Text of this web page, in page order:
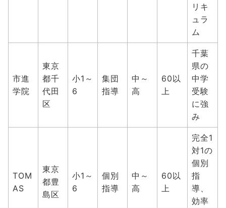
リキ
ュラ
ム
市進
学院
東京
都千
代田
区
小1～
6
集団
指導
中～
高
60以
上
千葉
県の
中学
受験
に強
み
TOM
AS
東京
都豊
島区
小1～
6
個別
指導
中～
高
60以
上
完全1
対1の
個別
指
導、
効率